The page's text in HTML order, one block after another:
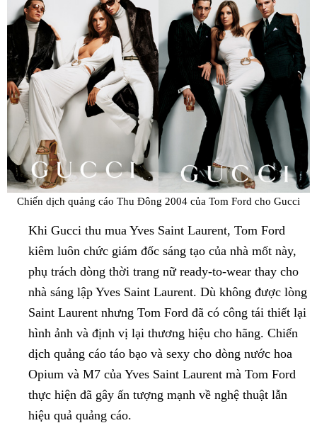
Chiến dịch quảng cáo Thu Đông 2004 của Tom Ford cho Gucci
Khi Gucci thu mua Yves Saint Laurent, Tom Ford
kiêm luôn chức giám đốc sáng tạo của nhà mốt này,
phụ trách dòng thời trang nữ ready-to-wear thay cho
nhà sáng lập Yves Saint Laurent. Dù không được lòng
Saint Laurent nhưng Tom Ford đã có công tái thiết lại
hình ảnh và định vị lại thương hiệu cho hãng. Chiến
dịch quảng cáo táo bạo và sexy cho dòng nước hoa
Opium và M7 của Yves Saint Laurent mà Tom Ford
thực hiện đã gây ấn tượng mạnh về nghệ thuật lẫn
hiệu quả quảng cáo.